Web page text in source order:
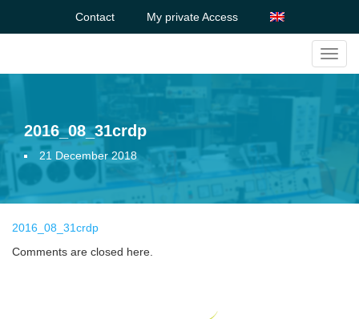
Contact My private Access
2016_08_31crdp
21 December 2018
2016_08_31crdp
Comments are closed here.